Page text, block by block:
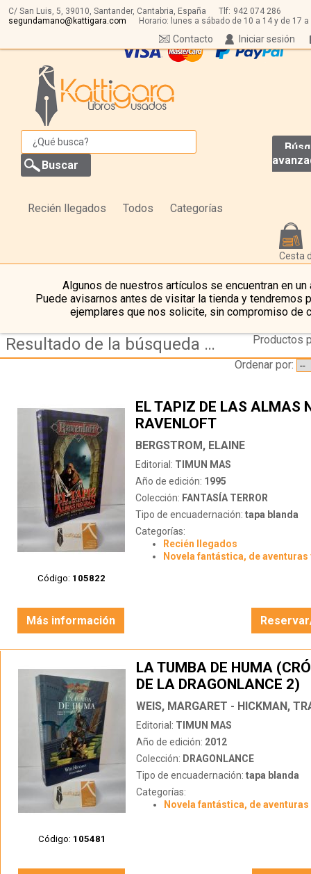
C/ San Luis, 5, 39010, Santander, Cantabria, España Tlf: 942 074 286
segundamano@kattigara.com
Horario: lunes a sábado de 10 a 14 y de 17 a
Iniciar sesión
Contacto
Recién llegados Todos Categorías
Cesta
Algunos de nuestros artículos se encuentran en un
Puede avisarnos antes de visitar la tienda y tendremos
ejemplares que nos solicite, sin compromiso de
Resultado de la búsqueda de editorial timun-mas
Productos
Ordenar por:
Código: 105822
EL TAPIZ DE LAS ALMAS
RAVENLOFT
BERGSTROM, ELAINE
Editorial: TIMUN MAS
Año de edición: 1995
Colección: FANTASÍA TERROR
Tipo de encuadernación: tapa blanda
Categorías:
Recién llegados
Novela fantástica, de aventuras
Más información
Código: 105481
LA TUMBA DE HUMA
DE LA DRAGONLANCE 2)
WEIS, MARGARET - HICKMAN,
Editorial: TIMUN MAS
Año de edición: 2012
Colección: DRAGONLANCE
Tipo de encuadernación: tapa blanda
Categorías:
Novela fantástica, de aventuras